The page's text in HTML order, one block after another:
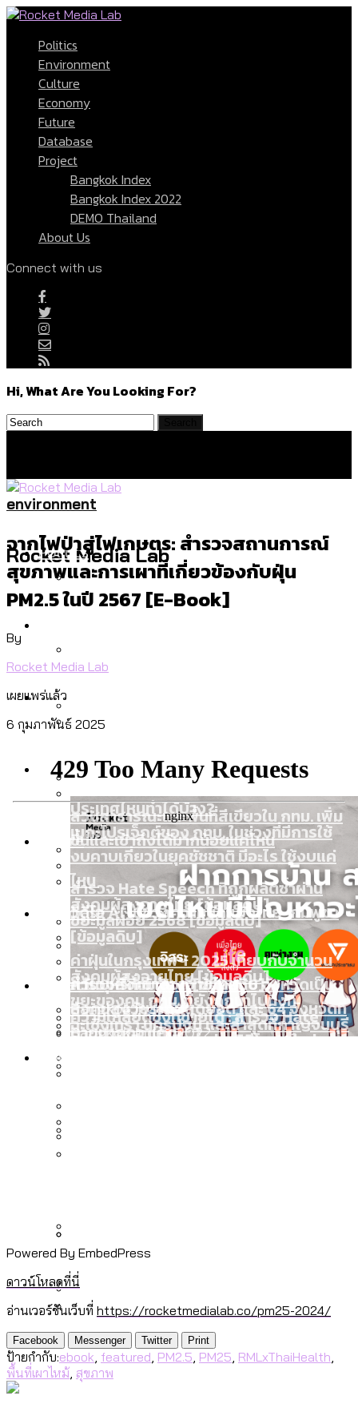
Politics
Environment
Culture
Economy
Future
Database
Project
Bangkok Index
Bangkok Index 2022
DEMO Thailand
About Us
Connect with us
Hi, What Are You Looking For?
Rocket Media Lab
Politics
สำรวจร่างงบปี 70 ของ กทม. สำนักการ
โดยเขตจตุจักรสูงสุด
ใหม่จะมีงบฯ ประมาณเท่าไร
พัทยา
กทม. มีอำนาจแค่ไหน ในการแก้ปัญหาให้คน
ที่อาศัยอยู่ในกรุงเทพฯ
จากไฟฟ้าลัดวงจร เขตจตุจักรเกิดไฟฟ้า
ลัดวงจรมากที่สุด
สวนสาธารณะและพื้นที่สีเขียวใน กทม. เพิ่ม
ขึ้นและเข้าถึงได้มากน้อยแค่ไหน
ขยะมูลฝอย 2568 [ข้อมูลดิบ]
ขยะของคน กทม. ที่ยังถูกนำไปทิ้งที่
ฉะเชิงเทรา นครปฐม และล่าสุดที่กาญจนบุรี
Culture
โลกใบเดียว สิทธิไม่เท่ากัน: กฎหมายการ
รับรองเพศของ Transgender ทั่วโลก
ประเทศไหนทำได้บ้าง?
สำรวจ Hate Speech ที่ถูกผลิตซ้ำผ่าน
วิดีโอ AI ในช่วงความขัดแย้งไทย-กัมพูชา
[ข้อมูลดิบ]
ความเกลียดชังที่ขายได้ : สำรวจ Hate
Speech ที่ถูกผลิตซ้ำผ่านวิดีโอ AI ในช่วง
ปีนกำแพงส่องซีรีส์จีน: จีนส่งออกภาพ
ลักษณ์แบบไหนสู่สายตาโลก
Economy
เมกะโปรเจ็กต์ของ กทม. ในช่วงที่มีการใช้
งบคาบเกี่ยวในยุคชัชชาติ มีอะไร ใช้งบแค่
ไหน
ค่าฝุ่นในกรุงเทพฯ 2025 เทียบกับจำนวน
ควันบุหรี่ที่เข้าปอด [ข้อมูลดิบ]
สำรวจรายได้จากการจัดเก็บภาษีใน
กรุงเทพฯ ผ่าน Bangkok Index 2025
Future
สังคมผู้สูงอายุไทย [ข้อมูลดิบ]
สำรวจสังคมผู้สูงอายุไทย : 6 จังหวัดเป็น
สังคมสูงวัยระดับสุดยอด และ 64 จังหวัดที่
ตายมากกว่าเกิด
Bangkok Index 2025 : อันดับความน่าอยู่
ของ 50 เขตในกรุงเทพฯ
Database
สังคมผู้สูงอายุไทย [ข้อมูลดิบ]
กรุงเทพฯ เมืองสังคมผู้สูงอายุ [ข้อมูลดิบ]
สวนสาธารณะและพื้นที่สีเขียวใน กทม.
[ข้อมูลดิบ]
Project
Bangkok Index
Bangkok Index 2022
About Us
environment
จากไฟป่าสู่ไฟเกษตร: สำรวจสถานการณ์
สุขภาพและการเผาที่เกี่ยวข้องกับฝุ่น
PM2.5 ในปี 2567 [e-Book]
By
Rocket Media Lab
เผยแพร่แล้ว
6 กุมภาพันธ์ 2025
Powered By EmbedPress
ดาวน์โหลดที่นี่
อ่านเวอร์ชันเว็บที่ https://rocketmedialab.co/pm25-2024/
Facebook Messenger Twitter Print
ป้ายกำกับ:ebook featured PM2.5 PM25 RMLxThaiHealth
พื้นที่เผาไหม้ สุขภาพ